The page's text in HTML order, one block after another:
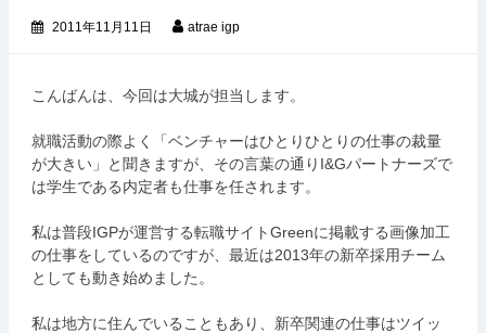
2011年11月11日 atrae igp
こんばんは、今回は大城が担当します。
就職活動の際よく「ベンチャーはひとりひとりの仕事の裁量
が大きい」と聞きますが、その言葉の通りI&Gパートナーズで
は学生である内定者も仕事を任されます。
私は普段IGPが運営する転職サイトGreenに掲載する画像加工
の仕事をしているのですが、最近は2013年の新卒採用チーム
としても動き始めました。
私は地方に住んでいることもあり、新卒関連の仕事はツイッ